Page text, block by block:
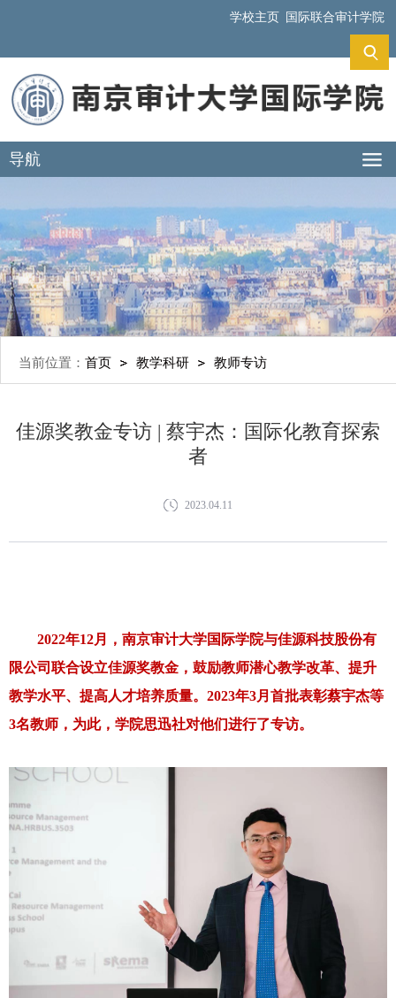
学校主页 国际联合审计学院
导航
当前位置： 首页 教学科研 教师专访
佳源奖教金专访 | 蔡宇杰：国际化教育探索
者
2023.04.11
2022年12月，南京审计大学国际学院与佳源科技股份有
限公司联合设立佳源奖教金，鼓励教师潜心教学改革、提升
教学水平、提高人才培养质量。 2023年3月首批表彰蔡宇杰等
3名教师，为此，学院思迅社对他们进行了专访。